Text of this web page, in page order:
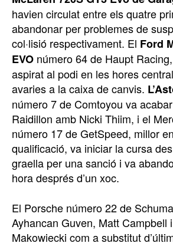
havien circulat entre els quatre
abandonar per problemes de
col·lisió respectivament. El Ford
EVO número 64 de Haupt
aspirat al podi en les hores
avaries a la caixa de canvis.
número 7 de Comtoyou va
Raidillon amb Nicki Thiim, i el
número 17 de GetSpeed, millor
qualificació, va iniciar la cursa
graella per una sanció i va
hora després d’un xoc.
El Porsche número 22 de
Ayhancan Guven, Matt Campbell
Makowiecki com a substitut